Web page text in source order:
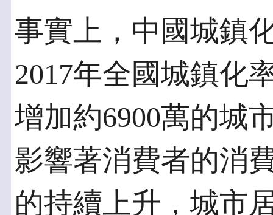
事實上，中國城鎮
2017年全國城鎮化
增加約6900萬的城
影響著消費者的消
的持續上升，城市